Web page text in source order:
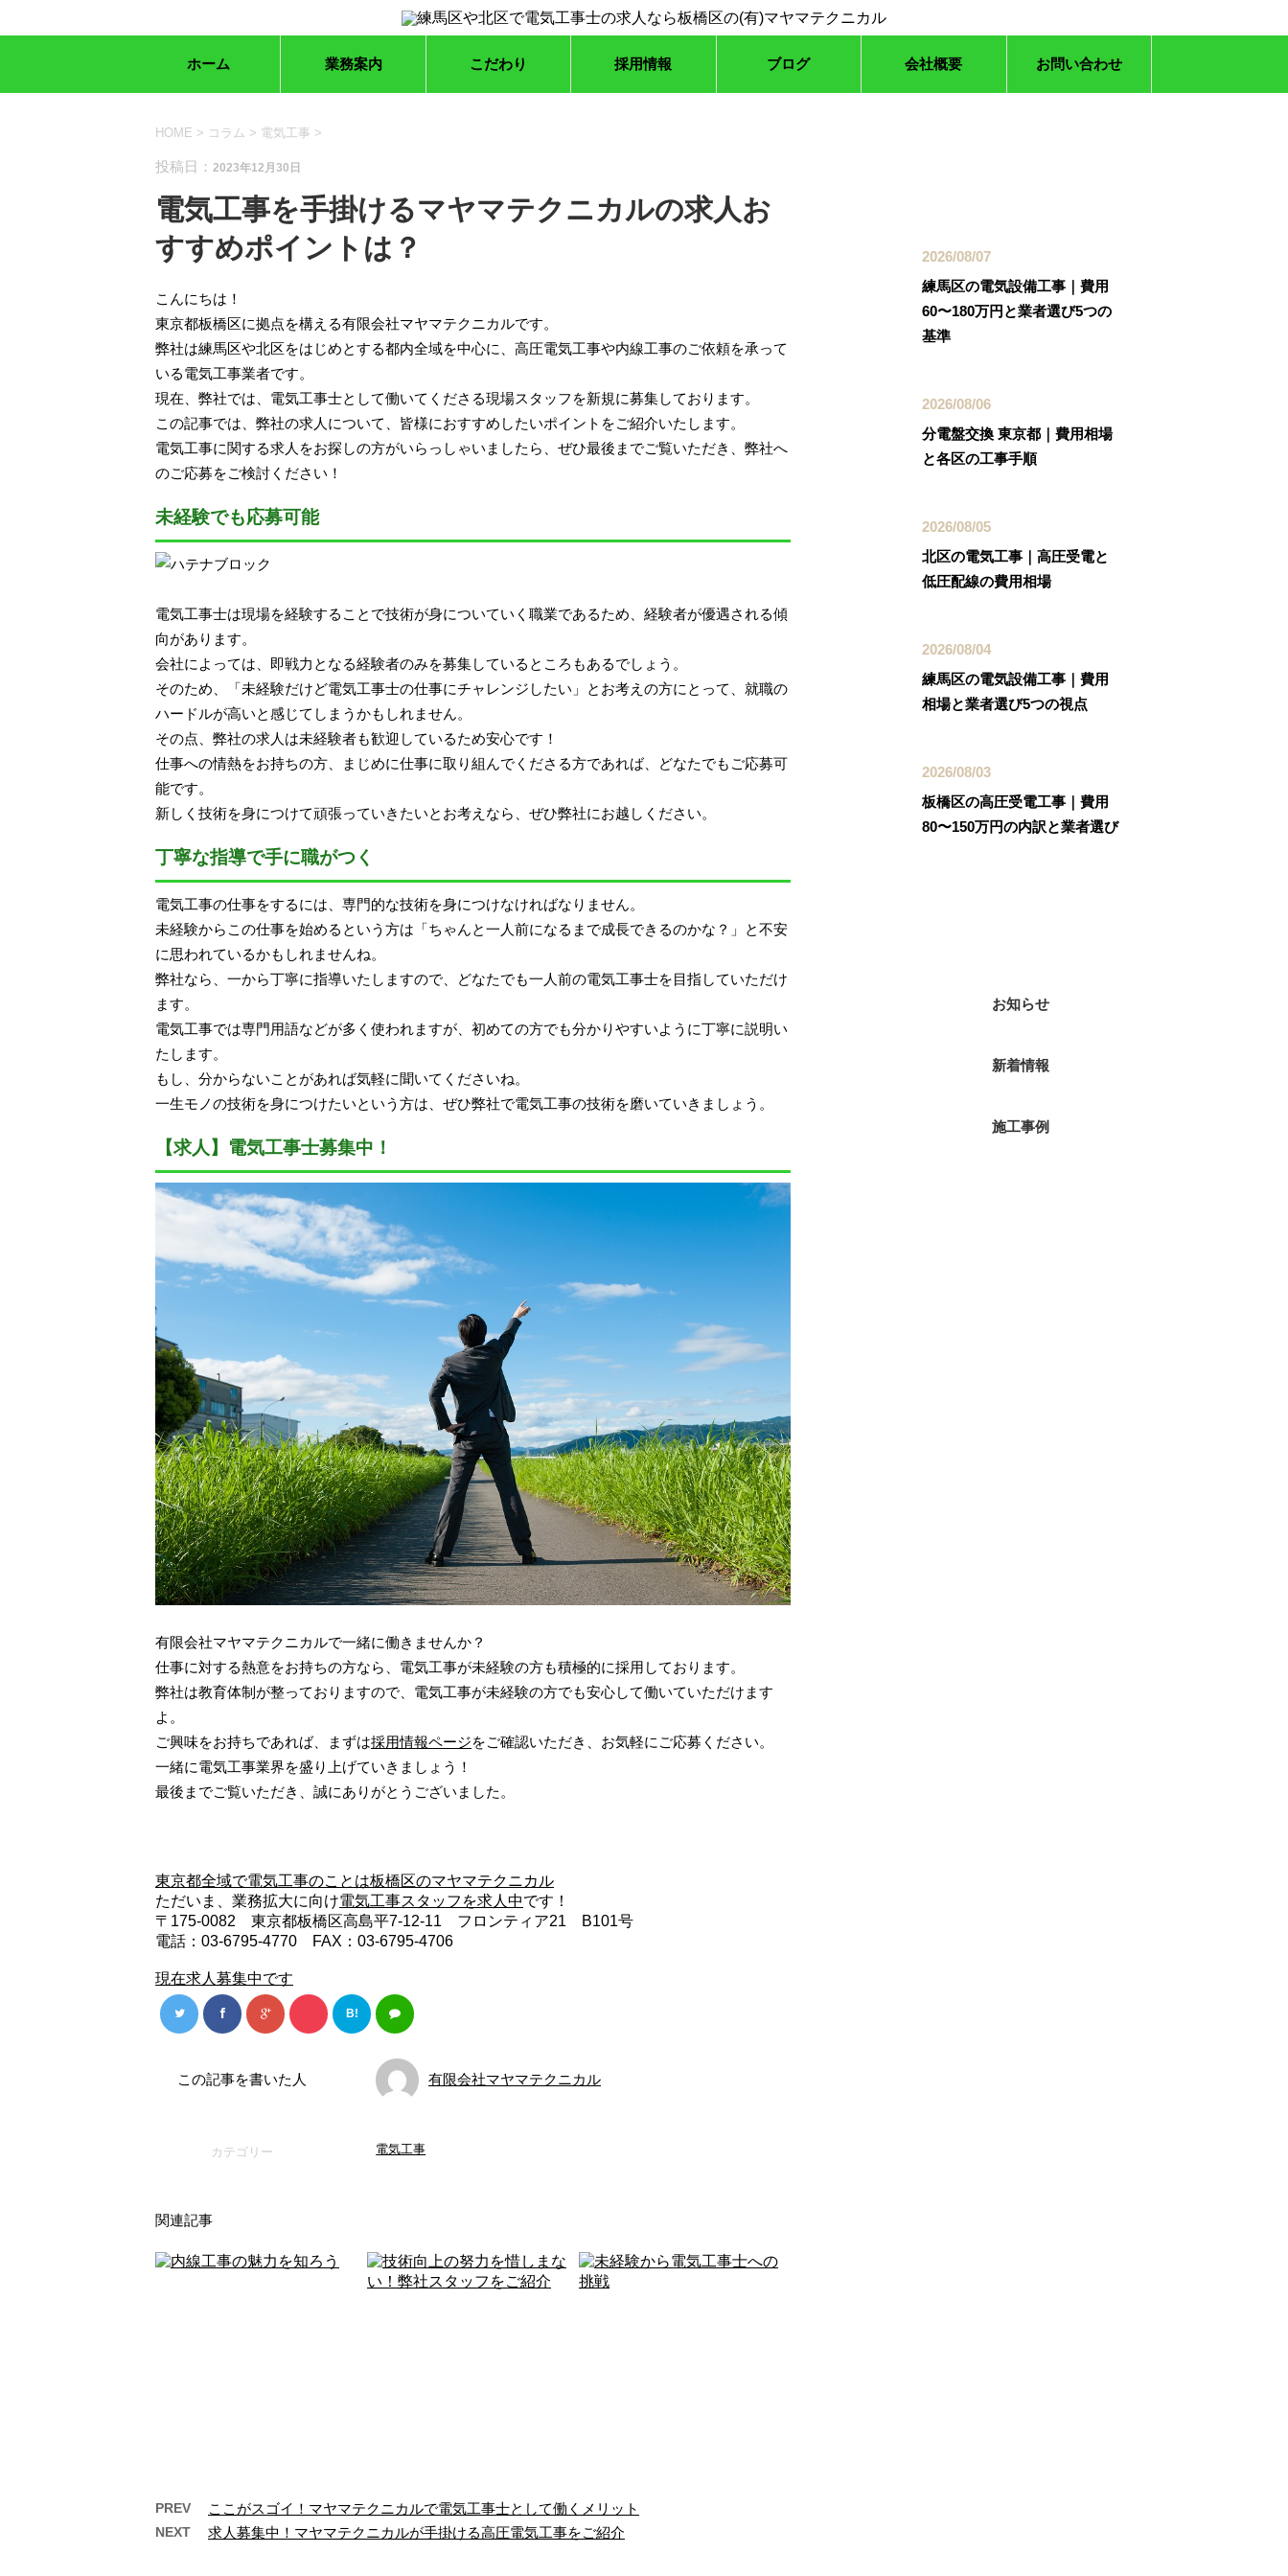
ホーム 業務案内 こだわり 採用情報 ブログ 会社概要 お問い合わせ
HOME > コラム > 電気工事 >
投稿日： 2023年12月30日
電気工事を手掛けるマヤマテクニカルの求人お
すすめポイントは？
こんにちは！
東京都板橋区に拠点を構える有限会社マヤマテクニカルです。
弊社は練馬区や北区をはじめとする都内全域を中心に、高圧電気工事や内線工事のご依頼を承って
いる電気工事業者です。
現在、弊社では、電気工事士として働いてくださる現場スタッフを新規に募集しております。
この記事では、弊社の求人について、皆様におすすめしたいポイントをご紹介いたします。
電気工事に関する求人をお探しの方がいらっしゃいましたら、ぜひ最後までご覧いただき、弊社へ
のご応募をご検討ください！
未経験でも応募可能
電気工事士は現場を経験することで技術が身についていく職業であるため、経験者が優遇される傾
向があります。
会社によっては、即戦力となる経験者のみを募集しているところもあるでしょう。
そのため、「未経験だけど電気工事士の仕事にチャレンジしたい」とお考えの方にとって、就職の
ハードルが高いと感じてしまうかもしれません。
その点、弊社の求人は未経験者も歓迎しているため安心です！
仕事への情熱をお持ちの方、まじめに仕事に取り組んでくださる方であれば、どなたでもご応募可
能です。
新しく技術を身につけて頑張っていきたいとお考えなら、ぜひ弊社にお越しください。
丁寧な指導で手に職がつく
電気工事の仕事をするには、専門的な技術を身につけなければなりません。
未経験からこの仕事を始めるという方は「ちゃんと一人前になるまで成長できるのかな？」と不安
に思われているかもしれませんね。
弊社なら、一から丁寧に指導いたしますので、どなたでも一人前の電気工事士を目指していただけ
ます。
電気工事では専門用語などが多く使われますが、初めての方でも分かりやすいように丁寧に説明い
たします。
もし、分からないことがあれば気軽に聞いてくださいね。
一生モノの技術を身につけたいという方は、ぜひ弊社で電気工事の技術を磨いていきましょう。
【求人】電気工事士募集中！
有限会社マヤマテクニカルで一緒に働きませんか？
仕事に対する熱意をお持ちの方なら、電気工事が未経験の方も積極的に採用しております。
弊社は教育体制が整っておりますので、電気工事が未経験の方でも安心して働いていただけます
よ。
ご興味をお持ちであれば、まずは採用情報ページをご確認いただき、お気軽にご応募ください。
一緒に電気工事業界を盛り上げていきましょう！
最後までご覧いただき、誠にありがとうございました。
東京都全域で電気工事のことは板橋区のマヤマテクニカル
ただいま、業務拡大に向け電気工事スタッフを求人中です！
〒175-0082 東京都板橋区高島平7-12-11 フロンティア21 B101号
電話：03-6795-4770 FAX：03-6795-4706
現在求人募集中です
B!
この記事を書いた人 有限会社マヤマテクニカル
カテゴリー 電気工事
関連記事
内線工事の魅力を知ろう
技術向上の努力を惜しまな
未経験から電気工事士への
PREV ここがスゴイ！マヤマテクニカルで電気工事士として働くメリット
NEXT 求人募集中！マヤマテクニカルが手掛ける高圧電気工事をご紹介
2026/08/07
練馬区の電気設備工事｜費用
60〜180万円と業者選び5つの
基準
2026/08/06
分電盤交換 東京都｜費用相場
と各区の工事手順
2026/08/05
北区の電気工事｜高圧受電と
低圧配線の費用相場
2026/08/04
練馬区の電気設備工事｜費用
相場と業者選び5つの視点
2026/08/03
板橋区の高圧受電工事｜費用
80〜150万円の内訳と業者選び
お知らせ
新着情報
施工事例